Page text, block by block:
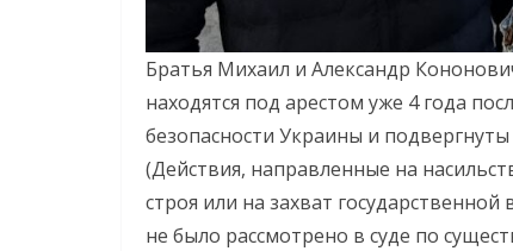
Братья Михаил и Александр
находятся под арестом уже 4 года
безопасности Украины и
(Действия, направленные на
строя или на захват
не было рассмотрено в суде по